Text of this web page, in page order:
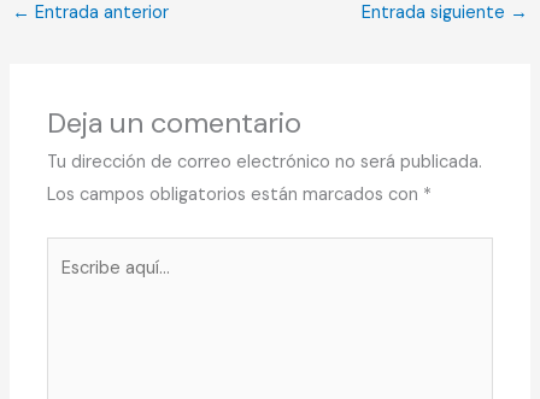
← Entrada anterior Entrada siguiente →
Deja un comentario
Tu dirección de correo electrónico no será publicada.
Los campos obligatorios están marcados con *